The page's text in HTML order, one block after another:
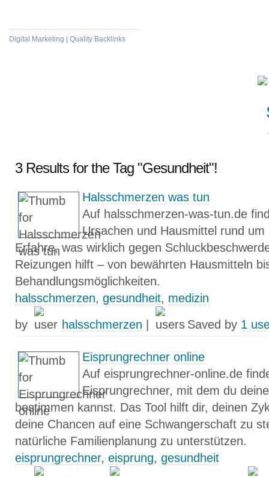
Digital Marketing | Quality Backlinks
3 Results for the Tag "Gesundheit"!
Halsschmerzen was tun
Auf halsschmerzen-was-tun.de
Ursachen und Hausmittel rund um
Erfahre, was wirklich gegen
Reizungen hilft – von bewährten Hausmitteln
Behandlungsmöglichkeiten.
halsschmerzen, gesundheit, medizin
by
halsschmerzen Saved by 1
Eisprungrechner online
Auf eisprungrechner-online.de
Eisprungrechner, mit dem du
bestimmen kannst. Das Tool hilft dir, deinen
deine Chancen auf eine Schwangerschaft zu
natürliche Familienplanung zu unterstützen.
eisprungrechner, eisprung, gesundheit